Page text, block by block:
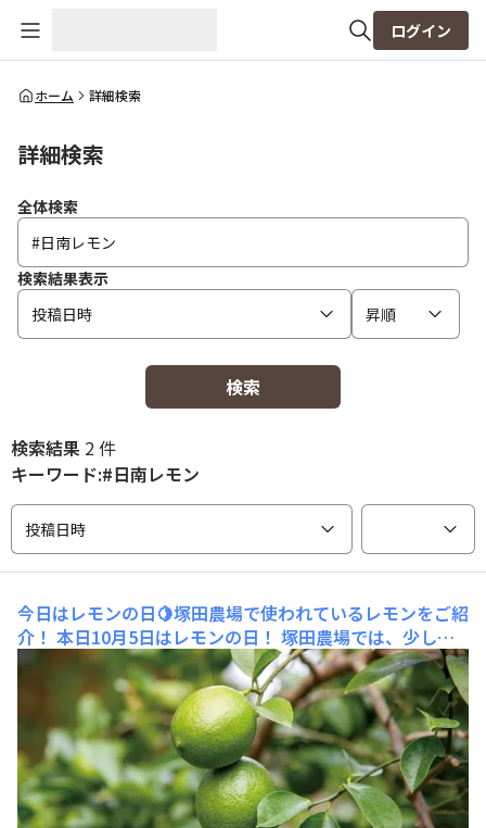
全体検索
ログイン
ホーム 詳細検索
詳細検索
全体検索
検索結果表示
投稿日時
昇順
検索
検索結果 2 件
キーワード:#日南レモン
投稿日時
今日はレモンの日🍋塚田農場で使われているレモンをご紹
介！ 本日10月5日はレモンの日！ 塚田農場では、少し変
わった「日南レモン」というレモンを使っているのはみな
さんご存じでしたか？？ このレモンは、味も見た目も時
期によって変化していく面白いレモンなんです🍋 そんな
面白い「日南レモン」を本日はご紹介します(^^)/ \